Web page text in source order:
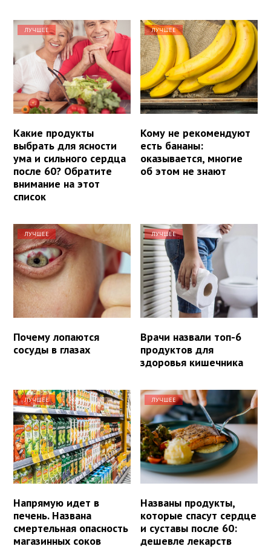
ЛУЧШЕЕ
Какие продукты
выбрать для ясности
ума и сильного сердца
после 60? Обратите
внимание на этот
список
ЛУЧШЕЕ
Кому не рекомендуют
есть бананы:
оказывается, многие
об этом не знают
ЛУЧШЕЕ
Почему лопаются
сосуды в глазах
ЛУЧШЕЕ
Врачи назвали топ-6
продуктов для
здоровья кишечника
ЛУЧШЕЕ
Напрямую идет в
печень. Названа
смертельная опасность
магазинных соков
ЛУЧШЕЕ
Названы продукты,
которые спасут сердце
и суставы после 60:
дешевле лекарств